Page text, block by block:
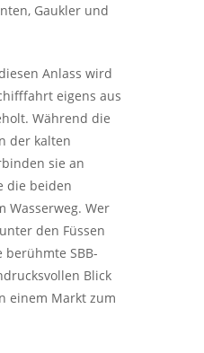
Gaukler und
Anlass wird
eigens aus
Während die
der kalten
sie an
die beiden
Wasserweg. Wer
den Füssen
SBB-
Blick
einem Markt zum